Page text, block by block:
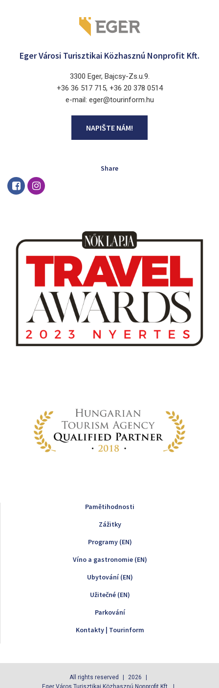
Eger Városi Turisztikai Közhasznú Nonprofit Kft.
3300 Eger, Bajcsy-Zs.u.9.
+36 36 517 715, +36 20 378 0514
e-mail: eger@tourinform.hu
NAPIŠTE NÁM!
Share
Pamětihodnosti
Zážitky
Programy (EN)
Víno a gastronomie (EN)
Ubytování (EN)
Užitečné (EN)
Parkování
Kontakty | Tourinform
All rights reserved
2026